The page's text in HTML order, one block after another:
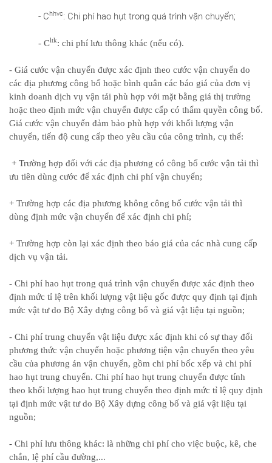
- Chhvc: Chi phí hao hụt trong quá trình vận chuyển;
- Cltk: chi phí lưu thông khác (nếu có).
- Giá cước vận chuyển được xác định theo cước vận chuyển do
các địa phương công bố hoặc bình quân các báo giá của đơn vị
kinh doanh dịch vụ vận tải phù hợp với mặt bằng giá thị trường
hoặc theo định mức vận chuyển được cấp có thẩm quyền công bố.
Giá cước vận chuyển đảm bảo phù hợp với khối lượng vận
chuyển, tiến độ cung cấp theo yêu cầu của công trình, cụ thể:
+ Trường hợp đối với các địa phương có công bố cước vận tải thì
ưu tiên dùng cước để xác định chi phí vận chuyển;
+ Trường hợp các địa phương không công bố cước vận tải thì
dùng định mức vận chuyển để xác định chi phí;
+ Trường hợp còn lại xác định theo báo giá của các nhà cung cấp
dịch vụ vận tải.
- Chi phí hao hụt trong quá trình vận chuyển được xác định theo
định mức tỉ lệ trên khối lượng vật liệu gốc được quy định tại định
mức vật tư do Bộ Xây dựng công bố và giá vật liệu tại nguồn;
- Chi phí trung chuyển vật liệu được xác định khi có sự thay đổi
phương thức vận chuyển hoặc phương tiện vận chuyển theo yêu
cầu của phương án vận chuyển, gồm chi phí bốc xếp và chi phí
hao hụt trung chuyển. Chi phí hao hụt trung chuyển được tính
theo khối lượng hao hụt trung chuyển theo định mức tỉ lệ quy định
tại định mức vật tư do Bộ Xây dựng công bố và giá vật liệu tại
nguồn;
- Chi phí lưu thông khác: là những chi phí cho việc buộc, kê, che
chắn, lệ phí cầu đường,...